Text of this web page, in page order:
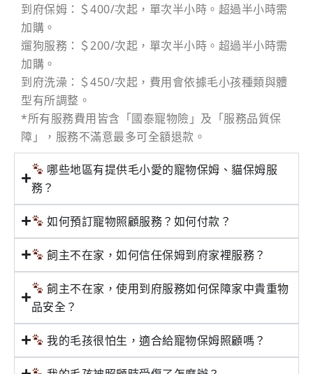
到府保姆：＄400/次起，單次半小時。超過半小時需
加購。
遛狗服務：＄200/次起，單次半小時。超過半小時需
加購。
到府洗澡：＄450/次起，費用會依據毛小孩種類與體
型有所調整。
*所有服務費用皆含「國泰寵物險」及「服務品質保
障」，服務不滿意最多可全額退款。
哪些地區有提供毛小愛的寵物保姆、貓保姆服
務？
如何預訂寵物照顧服務？如何付款？
飼主不在家，如何信任保姆到府家裡服務？
飼主不在家，使用到府服務如何保障家中貴重物
品安全？
我的毛孩很怕生，適合給寵物保姆照顧嗎？